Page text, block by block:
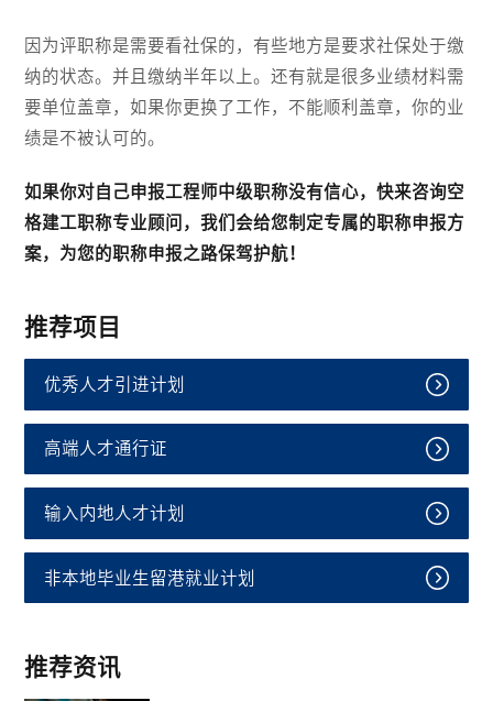
因为评职称是需要看社保的，有些地方是要求社保处于缴
纳的状态。并且缴纳半年以上。还有就是很多业绩材料需
要单位盖章，如果你更换了工作，不能顺利盖章，你的业
绩是不被认可的。
如果你对自己申报工程师中级职称没有信心，快来咨询空
格建工职称专业顾问，我们会给您制定专属的职称申报方
案，为您的职称申报之路保驾护航！
推荐项目
优秀人才引进计划
高端人才通行证
输入内地人才计划
非本地毕业生留港就业计划
推荐资讯